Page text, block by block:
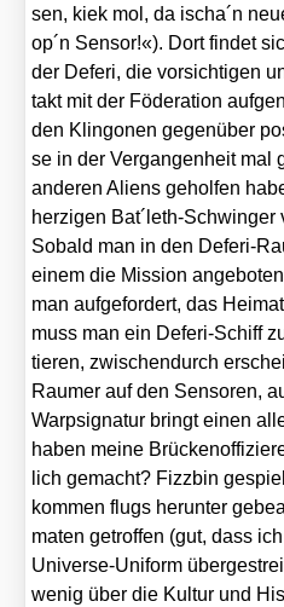
sen, kiek mol, da ischa´n
op´n Sen­sor!«). Dort fin­det
der Defe­ri, die vor­sich­ti­gen
takt mit der Föde­ra­ti­on
den Klin­go­nen gegen­über
se in der Ver­gan­gen­heit mal
ande­ren Ali­ens gehol­fen
her­zi­gen Bat´leth-Schwinger
Sobald man in den Defe­ri-
einem die Mis­si­on
man auf­ge­for­dert, das
muss man ein Defe­ri-Schiff
tie­ren, zwi­schen­durch
Raum­er auf den Sen­so­ren,
Warps­i­gna­tur bringt einen
haben mei­ne
lich gemacht? Fizz­bin
kom­men flugs her­un­ter
ma­ten getrof­fen (gut, dass
Uni­ver­se-Uni­form
wenig über die Kul­tur und